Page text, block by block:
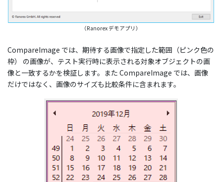
（Ranorex デモアプリ）
CompareImage では、期待する画像で指定した範囲（ピンク色の
枠） の画像が、テスト実行時に表示される対象オブジェクトの画
像と一致するかを検証します。また CompareImage では、画像
だけではなく、画像のサイズも比較条件に含まれます。